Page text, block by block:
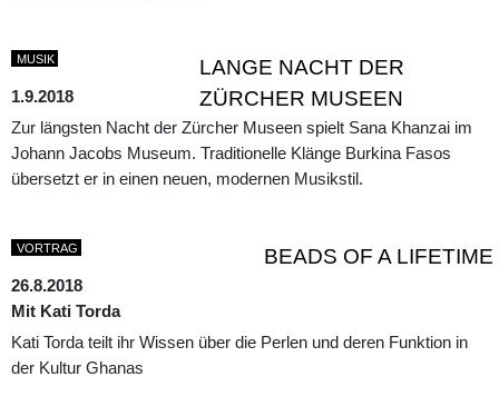
LANGE NACHT DER
ZÜRCHER MUSEEN
MUSIK
1.9.2018
Zur längsten Nacht der Zürcher Museen spielt Sana Khanzai im
Johann Jacobs Museum. Traditionelle Klänge Burkina Fasos
übersetzt er in einen neuen, modernen Musikstil.
BEADS OF A LIFETIME
VORTRAG
26.8.2018
Mit Kati Torda
Kati Torda teilt ihr Wissen über die Perlen und deren Funktion in
der Kultur Ghanas